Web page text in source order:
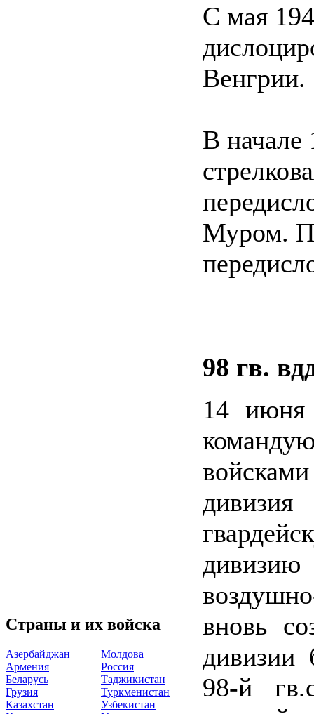
Страны и их войска
Азербайджан
Армения
Беларусь
Грузия
Казахстан
Молдова
Россия
Таджикистан
Туркменистан
Узбекистан
С мая
Венгрии.
В начале
Муром.
98 гв.
14
дивизию
вновь
дивизии
98-й